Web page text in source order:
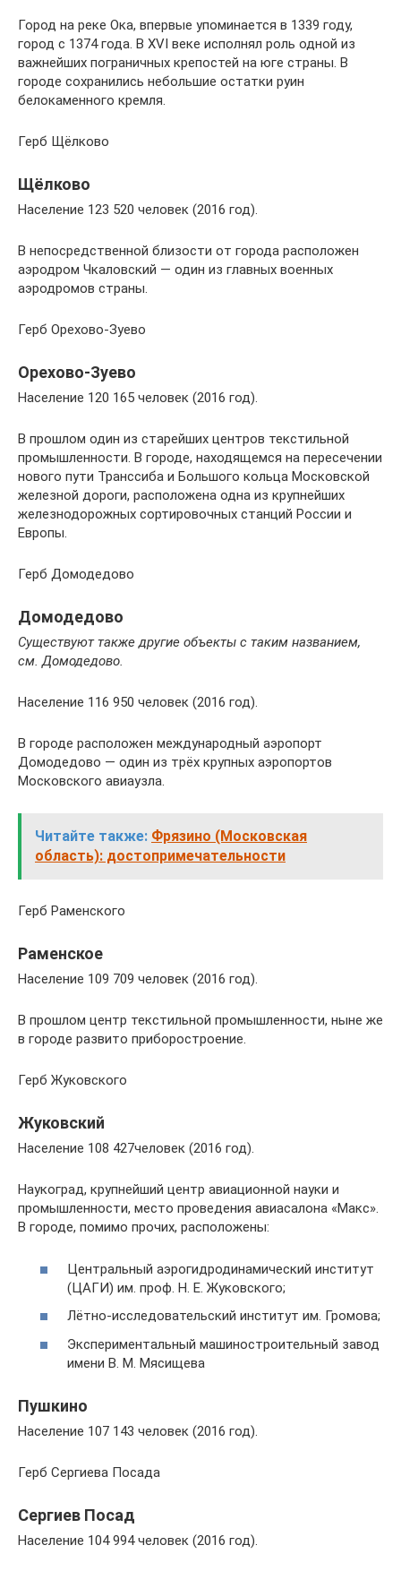
Город на реке Ока, впервые упоминается в 1339 году,
город с 1374 года. В XVI веке исполнял роль одной из
важнейших пограничных крепостей на юге страны. В
городе сохранились небольшие остатки руин
белокаменного кремля.
Герб Щёлково
Щёлково
Население 123 520 человек (2016 год).
В непосредственной близости от города расположен
аэродром Чкаловский — один из главных военных
аэродромов страны.
Герб Орехово-Зуево
Орехово-Зуево
Население 120 165 человек (2016 год).
В прошлом один из старейших центров текстильной
промышленности. В городе, находящемся на пересечении
нового пути Транссиба и Большого кольца Московской
железной дороги, расположена одна из крупнейших
железнодорожных сортировочных станций России и
Европы.
Герб Домодедово
Домодедово
Существуют также другие объекты с таким названием,
см. Домодедово.
Население 116 950 человек (2016 год).
В городе расположен международный аэропорт
Домодедово — один из трёх крупных аэропортов
Московского авиаузла.
Читайте также: Фрязино (Московская
область): достопримечательности
Герб Раменского
Раменское
Население 109 709 человек (2016 год).
В прошлом центр текстильной промышленности, ныне же
в городе развито приборостроение.
Герб Жуковского
Жуковский
Население 108 427человек (2016 год).
Наукоград, крупнейший центр авиационной науки и
промышленности, место проведения авиасалона «Макс».
В городе, помимо прочих, расположены:
Центральный аэрогидродинамический институт
(ЦАГИ) им. проф. Н. Е. Жуковского;
Лётно-исследовательский институт им. Громова;
Экспериментальный машиностроительный завод
имени В. М. Мясищева
Пушкино
Население 107 143 человек (2016 год).
Герб Сергиева Посада
Сергиев Посад
Население 104 994 человек (2016 год).